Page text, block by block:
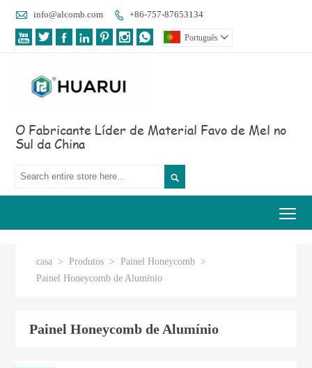
 info@alcomb.com  +86-757-87653134
       Português 
O Fabricante Líder de Material Favo de Mel no
Sul da China

casa > Produtos > Painel Honeycomb >
Painel Honeycomb de Alumínio
Painel Honeycomb de Alumínio